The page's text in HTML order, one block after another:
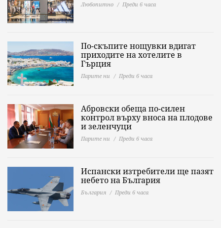
Любопитно Преди 6 часа
По-скъпите нощувки вдигат
приходите на хотелите в
Гърция
Парите ни Преди 6 часа
Абровски обеща по-силен
контрол върху вноса на плодове
и зеленчуци
Парите ни Преди 6 часа
Испански изтребители ще пазят
небето на България
България Преди 6 часа